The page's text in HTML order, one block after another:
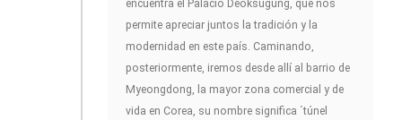
encuentra el Palacio Deoksugung, que nos
permite apreciar juntos la tradición y la
modernidad en este país. Caminando,
posteriormente, iremos desde allí al barrio de
Myeongdong, la mayor zona comercial y de
vida en Corea, su nombre significa ´túnel